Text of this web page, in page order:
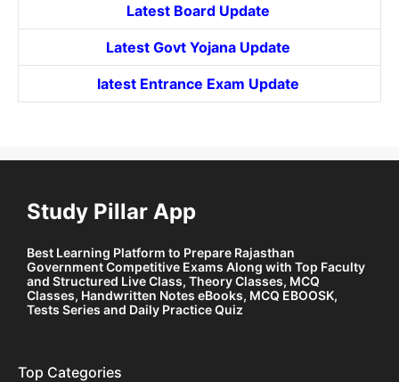
Latest Board Update
Latest Govt YojanaUpdate
latest Entrance Exam Update
Study Pillar App
Best Learning Platform to Prepare Rajasthan
Government Competitive Exams Along with Top Faculty
and Structured Live Class, Theory Classes, MCQ
Classes, Handwritten Notes eBooks, MCQ EBOOSK,
Tests Series and Daily Practice Quiz
Top Categories